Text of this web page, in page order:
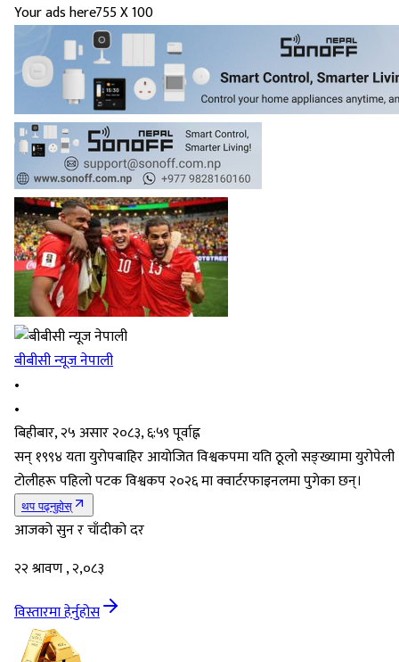
Your ads here755 X 100
बीबीसी न्यूज नेपाली
•
•
बिहीबार, २५ असार २०८३, ६:५९ पूर्वाह्न
सन् १९९४ यता युरोपबाहिर आयोजित विश्वकपमा यति ठूलो सङ्ख्यामा युरोपेली
टोलीहरू पहिलो पटक विश्वकप २०२६ मा क्वार्टरफाइनलमा पुगेका छन्।
थप पढ्नुहोस्
आजको सुन र चाँदीको दर
२२ श्रावण , २,०८३
विस्तारमा हेर्नुहोस